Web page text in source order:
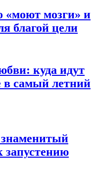
«моют мозги» и
благой цели
куда идут
в самый летний
запустению